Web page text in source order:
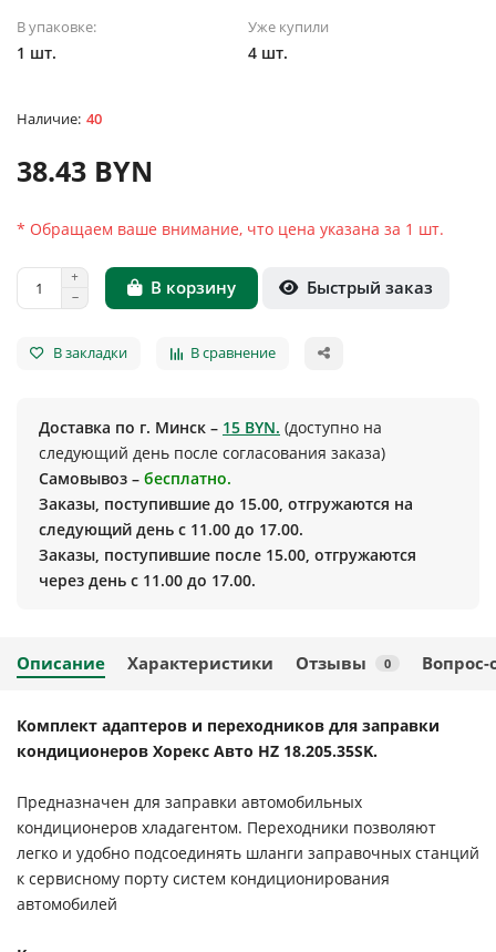
В упаковке:
1 шт.
Уже купили
4 шт.
40
38.43 BYN
* Обращаем ваше внимание, что цена указана за 1 шт.
В корзину Быстрый заказ
В закладки В сравнение
Доставка по г. Минск – 15 BYN. (доступно на
следующий день после согласования заказа)
Самовывоз – бесплатно.
Заказы, поступившие до 15.00, отгружаются на
следующий день с 11.00 до 17.00.
Заказы, поступившие после 15.00, отгружаются
через день с 11.00 до 17.00.
Описание Характеристики Отзывы 0 Вопрос-
Комплект адаптеров и переходников для заправки
кондиционеров Хорекс Авто HZ 18.205.35SK.
Предназначен для заправки автомобильных
кондиционеров хладагентом. Переходники позволяют
легко и удобно подсоединять шланги заправочных станций
к сервисному порту систем кондиционирования
автомобилей